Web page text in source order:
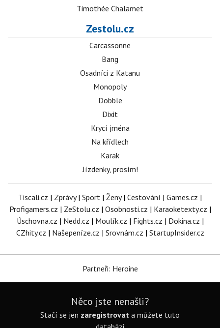
Timothée Chalamet
Zestolu.cz
Carcassonne
Bang
Osadníci z Katanu
Monopoly
Dobble
Dixit
Krycí jména
Na křídlech
Karak
Jízdenky, prosím!
Tiscali.cz | Zprávy| Sport | Ženy| Cestování | Games.cz |
Profigamers.cz | ZeStolu.cz | Osobnosti.cz | Karaoketexty.cz |
Úschovna.cz | Nedd.cz | Moulík.cz | Fights.cz | Dokina.cz |
CZhity.cz | Našepeníze.cz | Srovnám.cz | StartupInsider.cz
Partneři: Heroine
Něco jste nenašli?
Stačí se jen zaregistrovat a můžete tuto